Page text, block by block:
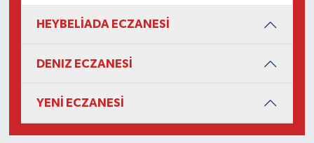
HEYBELİADA ECZANESİ
DENIZ ECZANESİ
YENİ ECZANESİ